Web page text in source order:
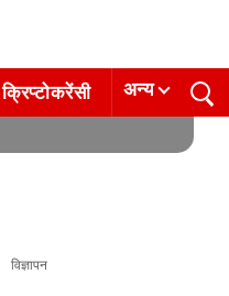
क्रिप्टोकरेंसी अन्य
विज्ञापन